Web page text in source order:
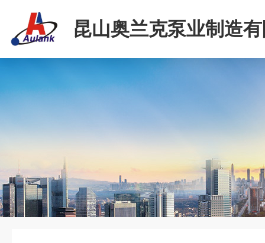
昆山奥兰克泵业制造